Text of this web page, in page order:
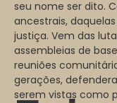
seu nome ser dito.
ancestrais,
justiça. Vem das
assembleias de
reuniões
gerações,
serem vistas como